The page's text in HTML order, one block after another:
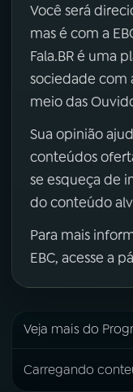
Você será
mas é com a
Fala.BR é uma
sociedade com
meio das
Sua opinião
conteúdos
se esqueça de
do conteúdo
Para mais
EBC, acesse a
Veja mais do
Carregando